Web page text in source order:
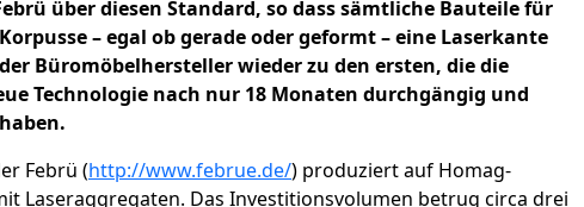
über diesen Standard, so dass sämt­liche Bauteile für
– egal ob gerade oder geformt – eine Laserkante
Büromöbelhersteller wieder zu den ersten, die die
Technologie nach nur 18 Monaten durchgängig und
Febrü (http://www.februe.de/) produziert auf Homag-
Laseraggregaten. Das In­vestitionsvolumen betrug circa drei